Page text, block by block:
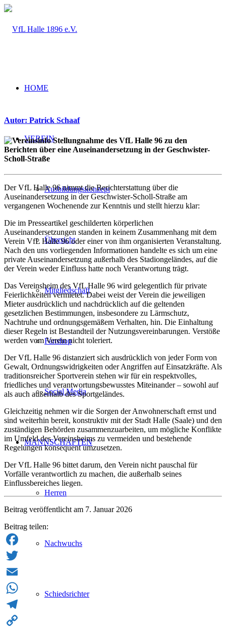
HOME
VEREIN
Ausbildungskonzept
Übersicht
Mitgliedschaft
Fanshop
Social Media
MANNSCHAFTEN
Herren
Nachwuchs
Schiedsrichter
Autor: Patrick Schaaf
Stellungnahme des VfL Halle 96 zu den
Berichten über eine Auseinandersetzung in der Geschwister-
Scholl-Straße
Der VfL Halle 96 nimmt die Berichterstattung über die
Auseinandersetzung in der Geschwister-Scholl-Straße am
vergangenen Wochenende zur Kenntnis und stellt hierzu klar:
Die im Presseartikel geschilderten körperlichen
Auseinandersetzungen standen in keinem Zusammenhang mit dem
Verein VfL Halle 96 oder einer von ihm organisierten Veranstaltung.
Nach den uns vorliegenden Informationen handelte es sich um eine
private Auseinandersetzung außerhalb des Stadiongeländes, auf die
der Verein weder Einfluss hatte noch Verantwortung trägt.
Das Vereinsheim des VfL Halle 96 wird gelegentlich für private
Feierlichkeiten vermietet. Dabei weist der Verein die jeweiligen
Mieter ausdrücklich und nachdrücklich auf die geltenden
gesetzlichen Bestimmungen, insbesondere zu Lärmschutz,
Nachtruhe und ordnungsgemäßem Verhalten, hin. Die Einhaltung
dieser Regeln ist Bestandteil der Nutzungsvereinbarungen. Verstöße
werden vom Verein nicht toleriert.
Der VfL Halle 96 distanziert sich ausdrücklich von jeder Form von
Gewalt, Ordnungswidrigkeiten oder Angriffen auf Einsatzkräfte. Als
traditionsreicher Sportverein stehen wir für ein respektvolles,
friedliches und verantwortungsbewusstes Miteinander – sowohl auf
als auch außerhalb des Sportgeländes.
Gleichzeitig nehmen wir die Sorgen der Anwohnerschaft ernst und
sind weiterhin bereit, konstruktiv mit der Stadt Halle (Saale) und den
zuständigen Behörden zusammenzuarbeiten, um mögliche Konflikte
im Umfeld des Vereinsheims zu vermeiden und bestehende
Regelungen konsequent umzusetzen.
Der VfL Halle 96 bittet darum, den Verein nicht pauschal für
Vorfälle verantwortlich zu machen, die außerhalb seines
Einflussbereiches liegen.
Beitrag veröffentlicht am 7. Januar 2026
Beitrag teilen:
Facebook
Twitter
Email
WhatsApp
Telegram